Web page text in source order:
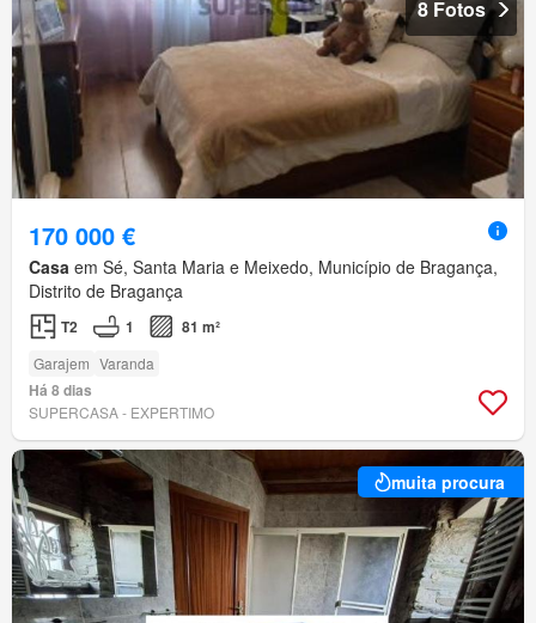
8 Fotos
170 000 €
Casa em Sé, Santa Maria e Meixedo, Município de Bragança,
Distrito de Bragança
T2 1 81 m²
Garajem Varanda
Há 8 dias
SUPERCASA - EXPERTIMO
muita procura